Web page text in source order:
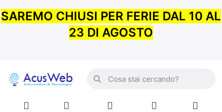
SAREMO CHIUSI PER FERIE DAL 10 AL
23 DI AGOSTO